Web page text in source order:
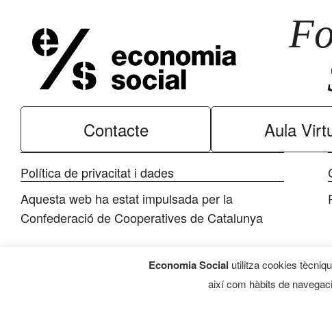
Contacte Aula
Política de privacitat i dades
Aquesta web ha estat impulsada per la
Confederació de Cooperatives de Catalunya
Programa d’Economia Social, 2026
Economia Social utilitza cookies
així com hàbits de